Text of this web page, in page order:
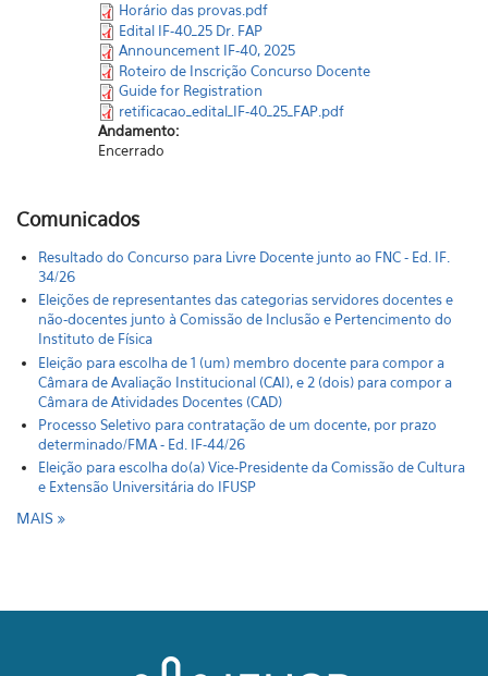
Horário das provas.pdf
Edital IF-40_25 Dr. FAP
Announcement IF-40, 2025
Roteiro de Inscrição Concurso Docente
Guide for Registration
retificacao_edital_IF-40_25_FAP.pdf
Andamento:
Encerrado
Comunicados
Resultado do Concurso para Livre Docente junto ao FNC - Ed. IF.
34/26
Eleições de representantes das categorias servidores docentes e
não-docentes junto à Comissão de Inclusão e Pertencimento do
Instituto de Física
Eleição para escolha de 1 (um) membro docente para compor a
Câmara de Avaliação Institucional (CAI), e 2 (dois) para compor a
Câmara de Atividades Docentes (CAD)
Processo Seletivo para contratação de um docente, por prazo
determinado/FMA - Ed. IF-44/26
Eleição para escolha do(a) Vice-Presidente da Comissão de Cultura
e Extensão Universitária do IFUSP
MAIS